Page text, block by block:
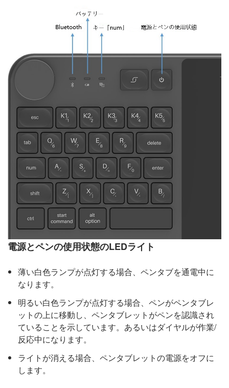
電源とペンの使用状態のLEDライト
薄い白色ランプが点灯する場合、ペンタブを通電中に
なります。
明るい白色ランプが点灯する場合、ペンがペンタブレ
ットの上に移動し、ペンタブレットがペンを認識され
ていることを示しています。あるいはダイヤルが作業/
反応中になります。
ライトが消える場合、ペンタブレットの電源をオフに
します。